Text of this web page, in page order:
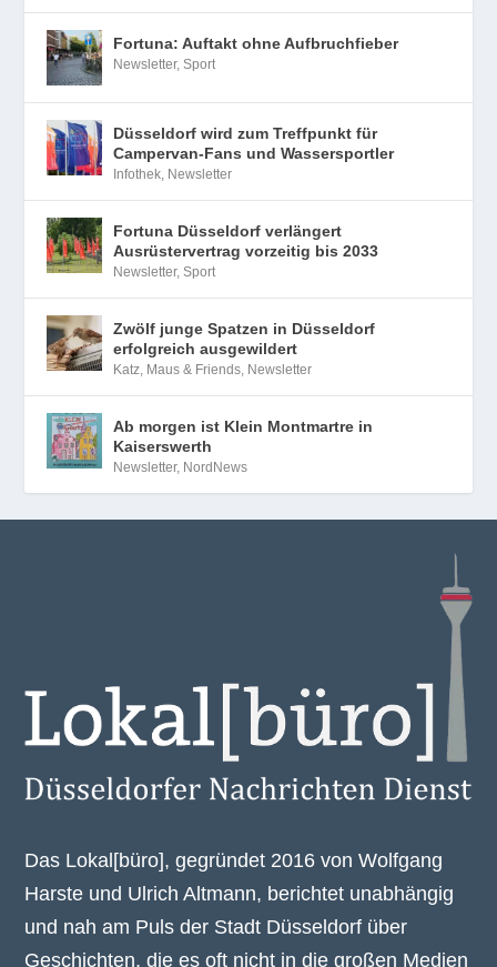
Fortuna: Auftakt ohne Aufbruchfieber
Newsletter,Sport
Düsseldorf wird zum Treffpunkt für
Campervan-Fans und Wassersportler
Infothek, Newsletter
Fortuna Düsseldorf verlängert
Ausrüstervertrag vorzeitig bis 2033
Newsletter,Sport
Zwölf junge Spatzen in Düsseldorf
erfolgreich ausgewildert
Katz, Maus & Friends, Newsletter
Ab morgen ist Klein Montmartre in
Kaiserswerth
Newsletter, NordNews
Das Lokal[büro], gegründet 2016 von Wolfgang
Harste und Ulrich Altmann, berichtet unabhängig
und nah am Puls der Stadt Düsseldorf über
Geschichten, die es oft nicht in die großen Medien